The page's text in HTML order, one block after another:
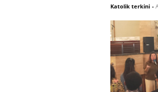
Katolik terkini -